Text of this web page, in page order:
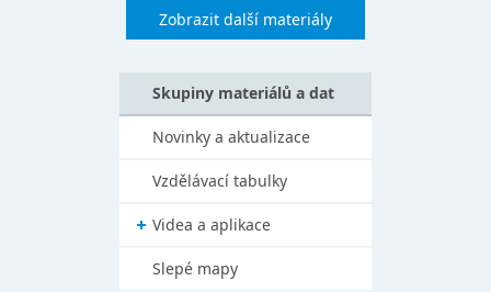
Zobrazit další materiály
Skupiny materiálů a dat
Novinky a aktualizace
Vzdělávací tabulky
Videa a aplikace
Slepé mapy